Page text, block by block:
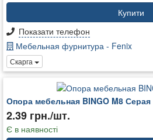
Купити
Показати телефон
Мебельная фурнитура - Fenix
Скарга
Опора мебельная BINGO M8 Серая
2.39 грн./шт.
Є в наявності